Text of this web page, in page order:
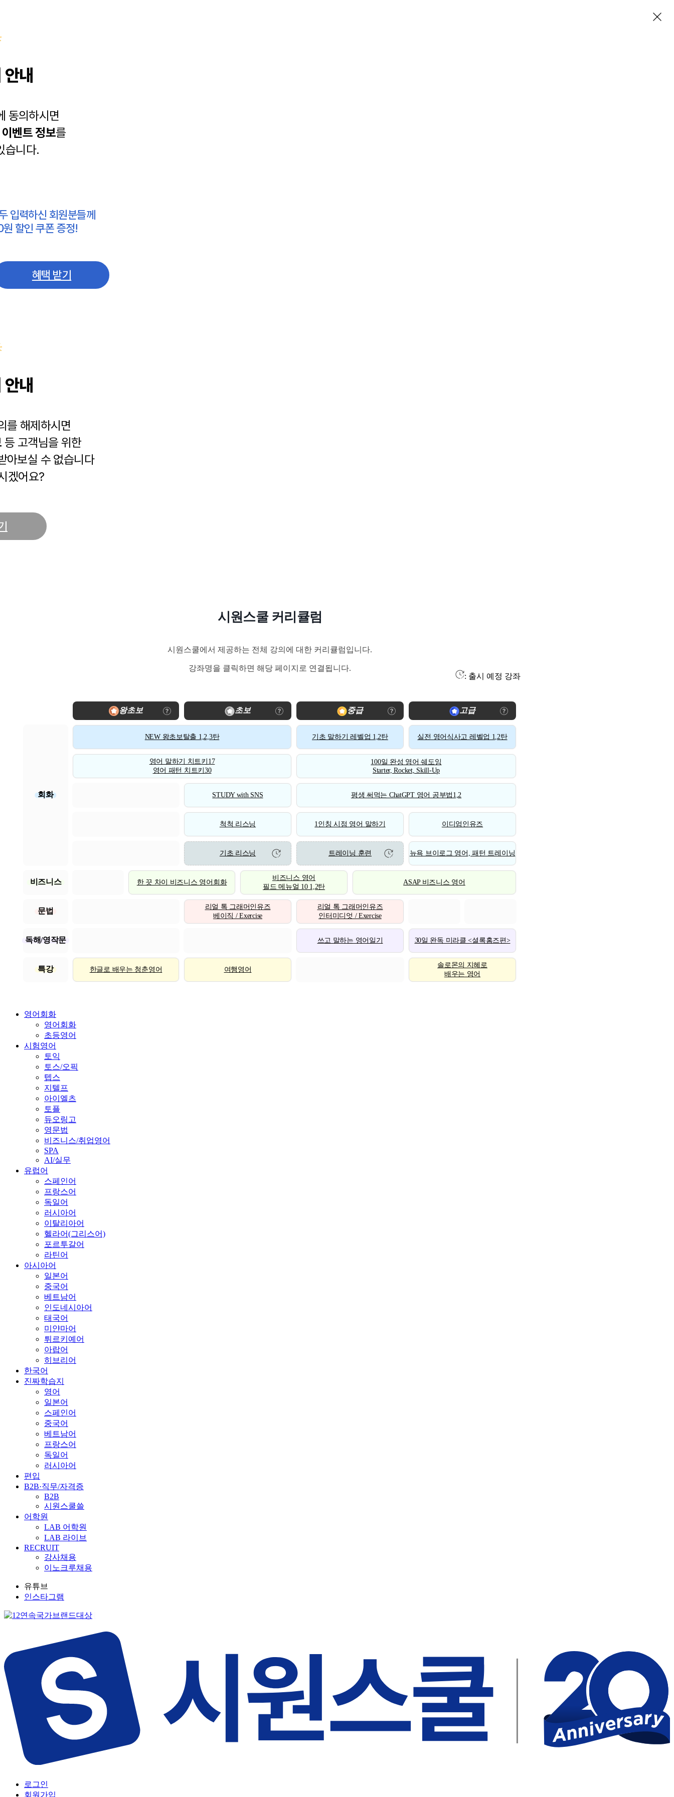
내
동의하시면
이벤트 정보를
습니다.
입력하신 회원분들께
할인 쿠폰 증정!
혜택 받기
내
를 해제하시면
등 고객님을 위한
아보실 수 없습니다
겠어요?
시원스쿨 커리큘럼
시원스쿨에서 제공하는 전체 강의에 대한 커리큘럼입니다.
강좌명을 클릭하면 해당 페이지로 연결됩니다.
: 출시 예정 강좌
왕초보 초보 중급 고급
회화
NEW 왕초보탈출 1,2,3탄 기초 말하기 레벨업 1,2탄 실전 영어식사고 레벨업 1,2탄
영어 말하기 치트키17
영어 패턴 치트키30
100일 완성 영어 쉐도잉
Starter, Rocket, Skill-Up
STUDY with SNS 평생 써먹는 ChatGPT 영어 공부법1,2
척척 리스닝 1인칭 시점 영어 말하기 이디엄인유즈
기초 리스닝 트레이닝 훈련 뉴욕 브이로그 영어, 패턴 트레이닝
비즈니스 한 끗 차이 비즈니스 영어회화
비즈니스 영어
필드 메뉴얼 10 1,2탄
ASAP 비즈니스 영어
문법
리얼 톡 그래머인유즈
베이직 / Exercise
리얼 톡 그래머인유즈
인터미디엇 / Exercise
독해/영작문 쓰고 말하는 영어일기 30일 완독 미라클 <셜록홈즈편>
특강 한글로 배우는 청춘영어 여행영어
솔로몬의 지혜로
배우는 영어
영어회화
영어회화
초등영어
시험영어
토익
토스/오픽
텝스
지텔프
아이엘츠
토플
듀오링고
영문법
비즈니스/취업영어
SPA
AI/실무
유럽어
스페인어
프랑스어
독일어
러시아어
이탈리아어
헬라어(그리스어)
포르투갈어
라틴어
아시아어
일본어
중국어
베트남어
인도네시아어
태국어
미얀마어
튀르키예어
아랍어
히브리어
한국어
진짜학습지
영어
일본어
스페인어
중국어
베트남어
프랑스어
독일어
러시아어
편입
B2B·직무/자격증
B2B
시원스쿨쓸
어학원
LAB 어학원
LAB 라이브
RECRUIT
강사채용
이노크루채용
유튜브
인스타그램
로그인
회원가입